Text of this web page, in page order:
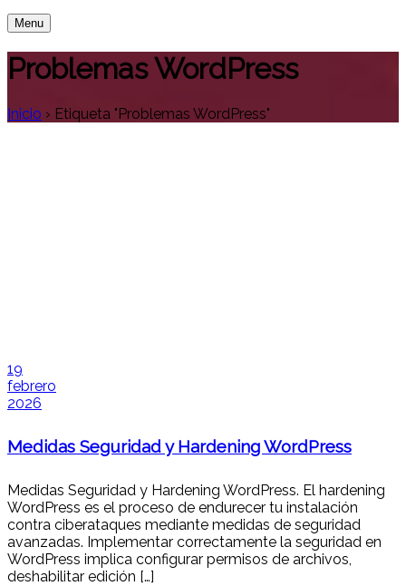
Menu
Problemas WordPress
Inicio › Etiqueta "Problemas WordPress"
19
febrero
2026
Medidas Seguridad y Hardening WordPress
Medidas Seguridad y Hardening WordPress. El hardening
WordPress es el proceso de endurecer tu instalación
contra ciberataques mediante medidas de seguridad
avanzadas. Implementar correctamente la seguridad en
WordPress implica configurar permisos de archivos,
deshabilitar edición […]